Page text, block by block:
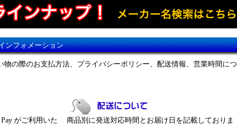
ンフォメーション
物の際のお支払方法、プライバシーポリシー、配送情報、営業時間につ
がご利用いた
商品別に発送対応時間とお届け日を記載しておりま